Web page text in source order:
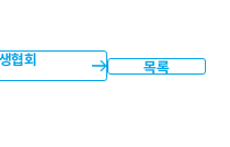
협회 목록